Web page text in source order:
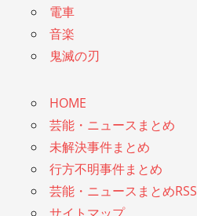
電車
音楽
鬼滅の刃
HOME
芸能・ニュースまとめ
未解決事件まとめ
行方不明事件まとめ
芸能・ニュースまとめRSS